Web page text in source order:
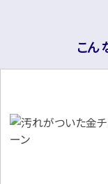
宝石・ジュエリー
ダイヤモンド
店舗買取
こん